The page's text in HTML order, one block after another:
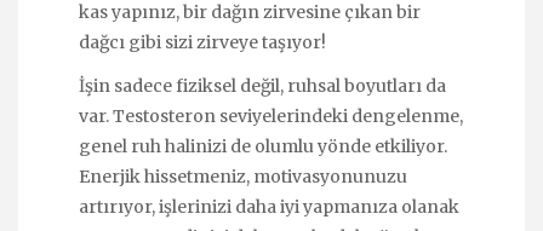
kas yapınız, bir dağın zirvesine çıkan bir
dağcı gibi sizi zirveye taşıyor!
İşin sadece fiziksel değil, ruhsal boyutları da
var. Testosteron seviyelerindeki dengelenme,
genel ruh halinizi de olumlu yönde etkiliyor.
Enerjik hissetmeniz, motivasyonunuzu
artırıyor, işlerinizi daha iyi yapmanıza olanak